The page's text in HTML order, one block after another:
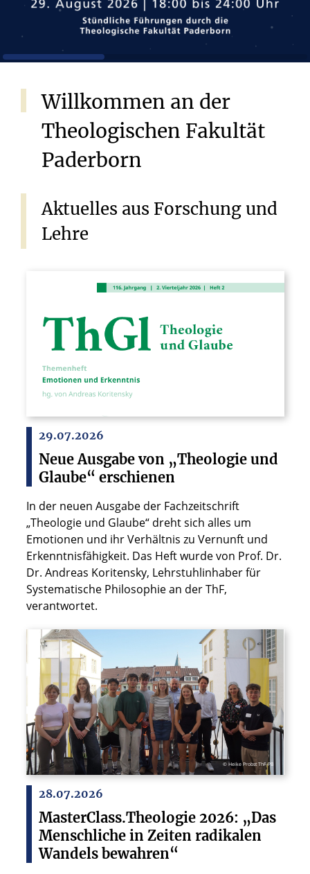
Willkommen an der
Theologischen Fakultät
Paderborn
Aktuelles aus Forschung und
Lehre
29.07.2026
Neue Ausgabe von „Theologie und
Glaube“ erschienen
In der neuen Ausgabe der Fachzeitschrift
„Theologie und Glaube“ dreht sich alles um
Emotionen und ihr Verhältnis zu Vernunft und
Erkenntnisfähigkeit. Das Heft wurde von Prof. Dr.
Dr. Andreas Koritensky, Lehrstuhlinhaber für
Systematische Philosophie an der ThF,
verantwortet.
© Heike Probst ThF-PB
28.07.2026
MasterClass.Theologie 2026: „Das
Menschliche in Zeiten radikalen
Wandels bewahren“